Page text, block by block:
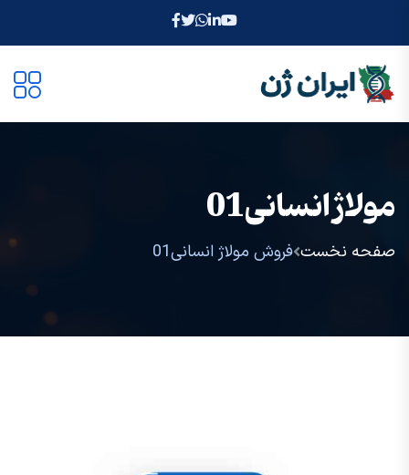
مولاژ انسانی01
صفحه نخست فروش مولاژ انسانی01